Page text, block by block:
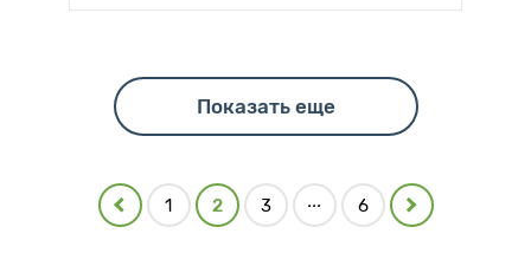
Показать еще
1 2 3 ... 6